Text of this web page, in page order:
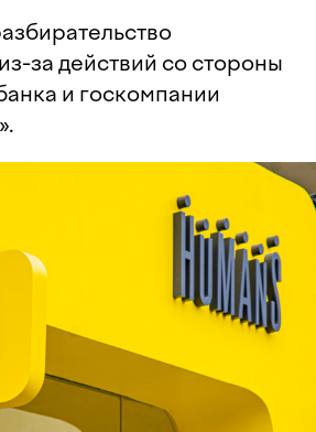
за действий со стороны
и госкомпании